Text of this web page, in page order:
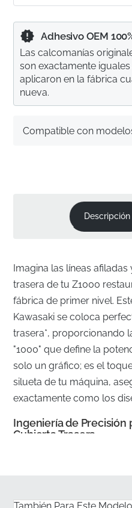
Compatible con
Adhesivo OEM
Las calcomanías
son exactamente
aplicaron en la fábrica
nueva.
Descripción
Imagina las líneas
trasera de tu Z1000
fábrica de primer nivel.
Kawasaki se coloca
trasera*, proporcionando
"1000" que define la
solo un gráfico; es el
silueta de tu máquina,
exactamente como los
Ingeniería de Precisión
Cubierta Trasera